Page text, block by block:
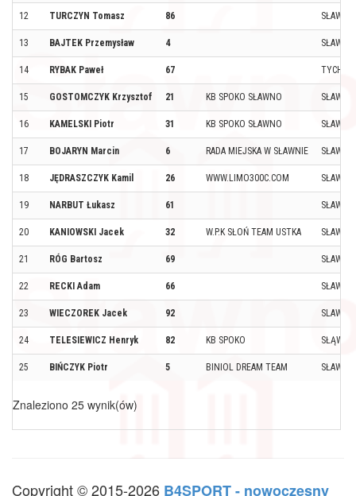
12 TURCZYN Tomasz 86 SŁAWNO
13 BAJTEK Przemysław 4 SŁAWNO
14 RYBAK Paweł 67
15 GOSTOMCZYK Krzysztof 21 KB SPOKO SŁAWNO SŁAWNO
16 KAMELSKI Piotr 31 KB SPOKO SŁAWNO SŁAWNO
17 BOJARYN Marcin 6 RADA MIEJSKA W SŁAWNIE SŁAWNO
18 JĘDRASZCZYK Kamil 26 WWW.LIMO300C.COM SŁAWNO
19 NARBUT Łukasz 61 SŁAWNO
20 KANIOWSKI Jacek 32 W.P.K SŁOŃ TEAM USTKA SŁAWNO
21 RÓG Bartosz 69 SŁAWNO
22 RECKI Adam 66 SŁAWNO
23 WIECZOREK Jacek 92 SLAWNO
24 TELESIEWICZ Henryk 82 KB SPOKO SŁĄWNO
25 BIŃCZYK Piotr 5 BINIOL DREAM TEAM SŁAWNO
Znaleziono 25 wynik(ów)
Copyright © 2015-2026 B4SPORT - nowoczesny